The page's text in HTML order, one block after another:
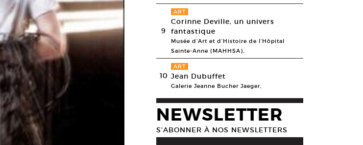
Jefta Van Dinther, Grind. Solo. 60 min
© Viktor Gårdsäter
9
ART
Corinne Deville, un univers
fantastique
Musée d’Art et d’Histoire de l’Hôpital
Sainte-Anne (MAHHSA),
10
ART
Jean Dubuffet
Galerie Jeanne Bucher Jaeger,
NEWSLETTER
S’ABONNER À NOS NEWSLETTERS